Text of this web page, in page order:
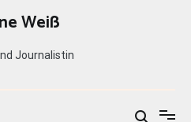
Weiß
Journalistin